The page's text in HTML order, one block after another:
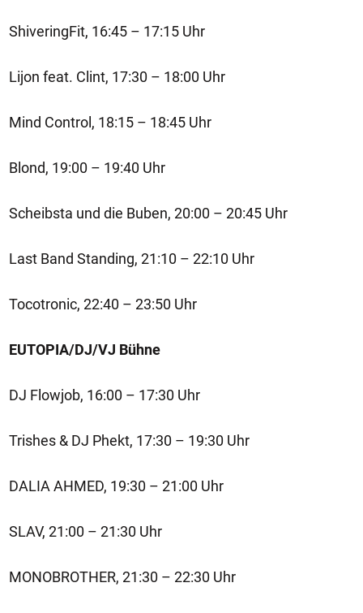
ShiveringFit, 16:45 – 17:15 Uhr
Lijon feat. Clint, 17:30 – 18:00 Uhr
Mind Control, 18:15 – 18:45 Uhr
Blond, 19:00 – 19:40 Uhr
Scheibsta und die Buben, 20:00 – 20:45 Uhr
Last Band Standing, 21:10 – 22:10 Uhr
Tocotronic, 22:40 – 23:50 Uhr
EUTOPIA/DJ/VJ Bühne
DJ Flowjob, 16:00 – 17:30 Uhr
Trishes & DJ Phekt, 17:30 – 19:30 Uhr
DALIA AHMED, 19:30 – 21:00 Uhr
SLAV, 21:00 – 21:30 Uhr
MONOBROTHER, 21:30 – 22:30 Uhr